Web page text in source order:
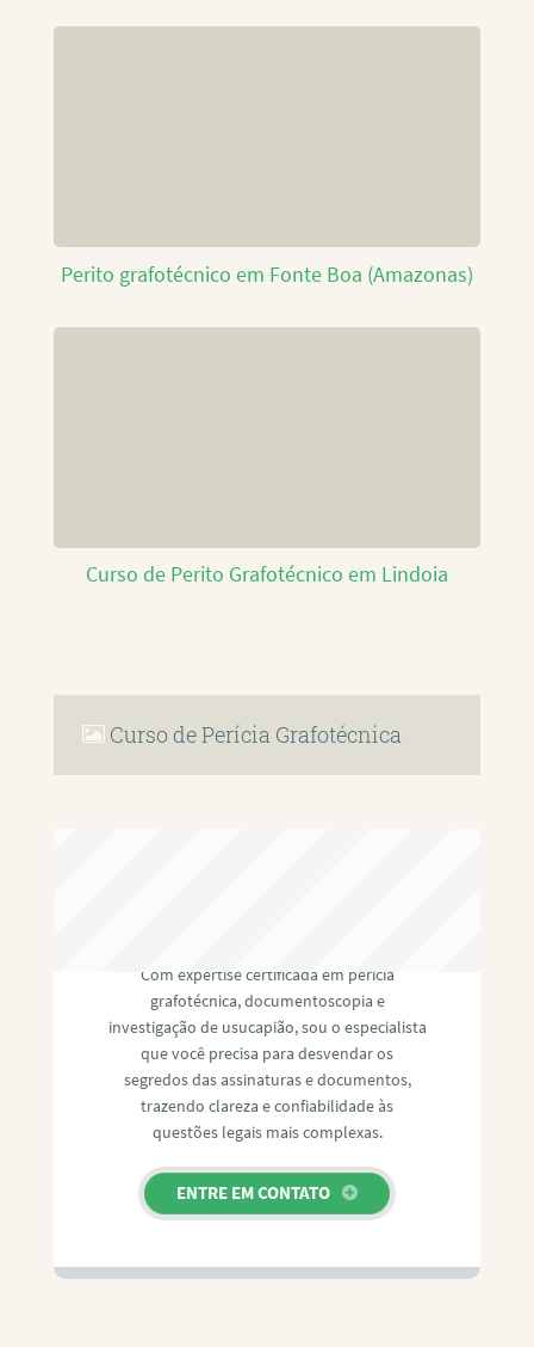
Perito grafotécnico em Fonte Boa (Amazonas)
Curso de Perito Grafotécnico em Lindoia
Curso de Perícia Grafotécnica
Com expertise certificada em perícia
grafotécnica, documentoscopia e
investigação de usucapião, sou o especialista
que você precisa para desvendar os
segredos das assinaturas e documentos,
trazendo clareza e confiabilidade às
questões legais mais complexas.
ENTRE EM CONTATO